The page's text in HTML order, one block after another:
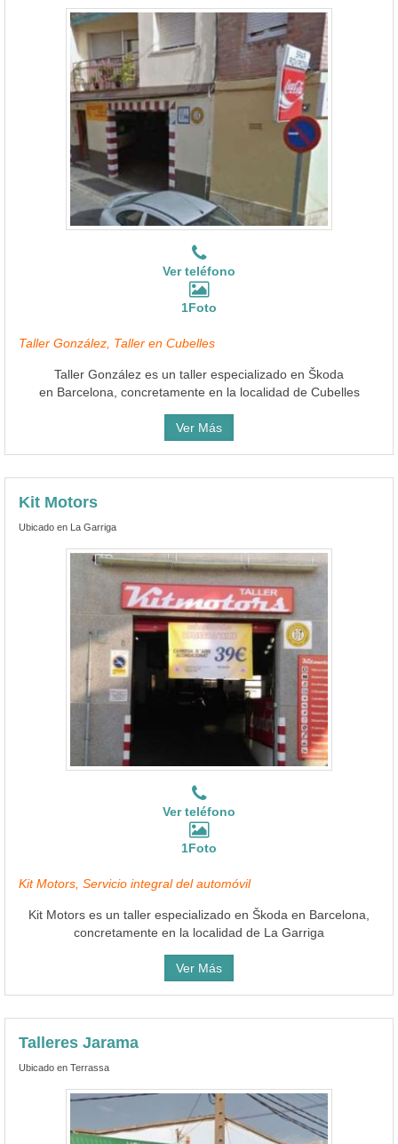
Ver teléfono
1Foto
Taller González, Taller en Cubelles
Taller González es un taller especializado en Škoda
en Barcelona, concretamente en la localidad de Cubelles
Ver Más
Kit Motors
Ubicado en La Garriga
Ver teléfono
1Foto
Kit Motors, Servicio integral del automóvil
Kit Motors es un taller especializado en Škoda en Barcelona,
concretamente en la localidad de La Garriga
Ver Más
Talleres Jarama
Ubicado en Terrassa